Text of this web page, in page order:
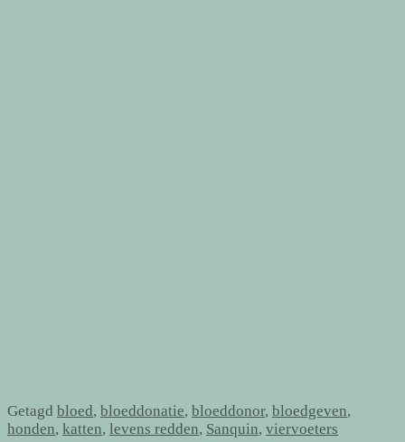
Getagd bloed, bloeddonatie, bloeddonor, bloedgeven,
honden, katten, levens redden, Sanquin, viervoeters